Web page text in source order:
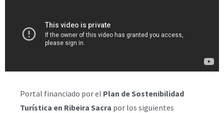
Portal financiado por el Plan de Sostenibilidad
Turística en Ribeira Sacra por los siguientes